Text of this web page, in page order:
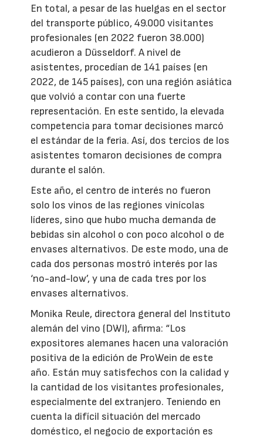
En total, a pesar de las huelgas en el sector
del transporte público, 49.000 visitantes
profesionales (en 2022 fueron 38.000)
acudieron a Düsseldorf. A nivel de
asistentes, procedían de 141 países (en
2022, de 145 países), con una región asiática
que volvió a contar con una fuerte
representación. En este sentido, la elevada
competencia para tomar decisiones marcó
el estándar de la feria. Así, dos tercios de los
asistentes tomaron decisiones de compra
durante el salón.
Este año, el centro de interés no fueron
solo los vinos de las regiones vinícolas
líderes, sino que hubo mucha demanda de
bebidas sin alcohol o con poco alcohol o de
envases alternativos. De este modo, una de
cada dos personas mostró interés por las
‘no-and-low’, y una de cada tres por los
envases alternativos.
Monika Reule, directora general del Instituto
alemán del vino (DWI), afirma: “Los
expositores alemanes hacen una valoración
positiva de la edición de ProWein de este
año. Están muy satisfechos con la calidad y
la cantidad de los visitantes profesionales,
especialmente del extranjero. Teniendo en
cuenta la difícil situación del mercado
doméstico, el negocio de exportación es